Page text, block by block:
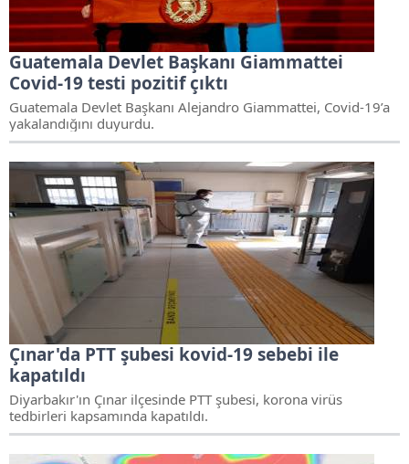
Guatemala Devlet Başkanı Giammattei
Covid-19 testi pozitif çıktı
Guatemala Devlet Başkanı Alejandro Giammattei, Covid-19’a
yakalandığını duyurdu.
Çınar'da PTT şubesi kovid-19 sebebi ile
kapatıldı
Diyarbakır'ın Çınar ilçesinde PTT şubesi, korona virüs
tedbirleri kapsamında kapatıldı.